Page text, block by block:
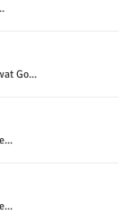
Go...